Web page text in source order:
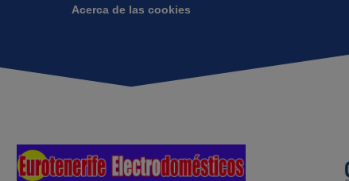
Acerca de las cookies